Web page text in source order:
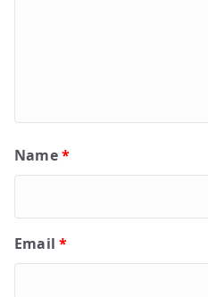
Name*
Email*